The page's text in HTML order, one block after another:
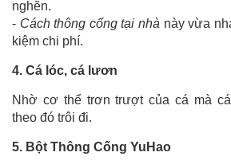
nghẽn.
- Cách thông cống tại nhà này vừa
kiệm chi phí.
4. Cá lóc, cá lươn
Nhờ cơ thể trơn trượt của cá mà
theo đó trôi đi.
5. Bột Thông Cống YuHao